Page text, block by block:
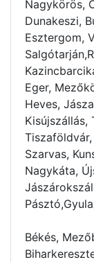
Nagykörös,
Dunakeszi,
Esztergom,
Eger,
Heves,
Kisújszállás,
Szarvas,
Nagykáta,
Békés,